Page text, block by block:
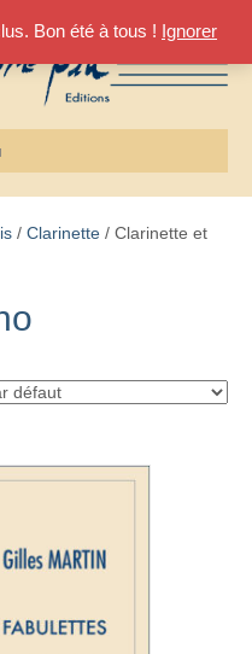
Bon été à tous ! Ignorer
/ Clarinette / Clarinette et